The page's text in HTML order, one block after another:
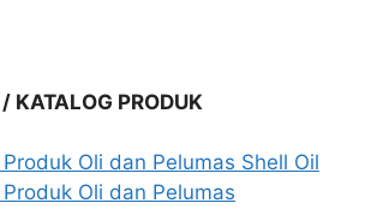
KATALOG PRODUK
Oli dan Pelumas Shell Oil
Oli dan Pelumas